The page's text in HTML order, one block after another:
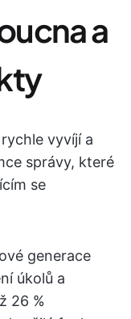
a
vyvíjí a
správy, které
se
generace
úkolů a
26 %